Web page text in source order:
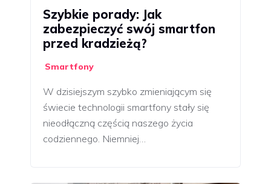
Szybkie porady: Jak
zabezpieczyć swój smartfon
przed kradzieżą?
Smartfony
W dzisiejszym szybko zmieniającym się
świecie technologii smartfony stały się
nieodłączną częścią naszego życia
codziennego. Niemniej…